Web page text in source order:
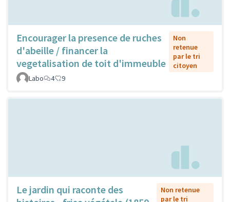
Encourager la presence de ruches
d'abeille / financer la
vegetalisation de toit d'immeuble
Non
retenue
par le tri
citoyen
Labo
4 9
Le jardin qui raconte des
Non retenue
par le tri